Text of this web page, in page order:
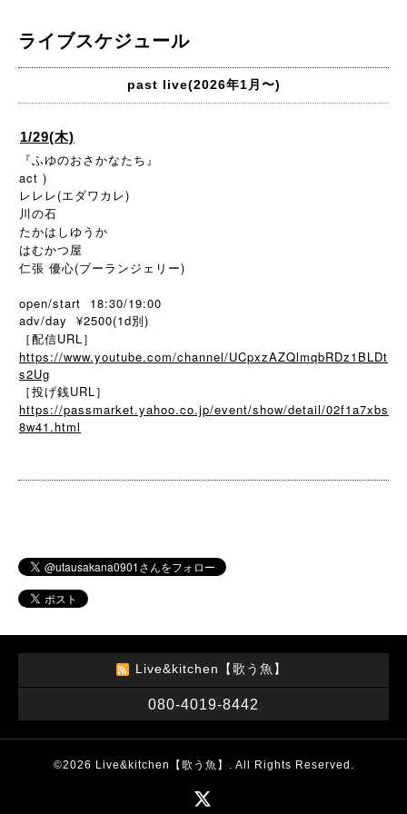
ライブスケジュール
past live(2026年1月〜)
1/29(木)
『ふゆのおさかなたち』
act )
レレレ(エダワカレ)
川の石
たかはしゆうか
はむかつ屋
仁張 優心(ブーランジェリー)
open/start 18:30/19:00
adv/day ¥2500(1d別)
［配信URL］
https://www.youtube.com/channel/UCpxzAZQlmqbRDz1BLDt
s2Ug
［投げ銭URL］
https://passmarket.yahoo.co.jp/event/show/detail/02f1a7xbs
8w41.html
Live&kitchen【歌う魚】
080-4019-8442
©2026 Live&kitchen【歌う魚】 . All Rights Reserved.